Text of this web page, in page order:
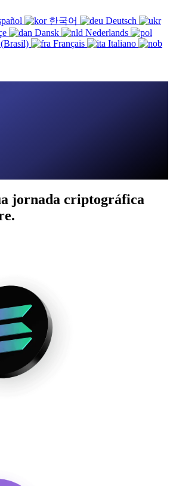
한국어
Deutsch
Dansk
Nederlands
Français
Italiano
jornada criptográfica